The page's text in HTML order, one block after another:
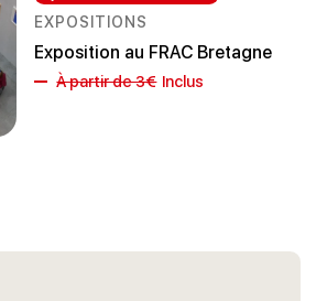
EXPOSITIONS
Exposition au FRAC Bretagne
À partir de 3€ Inclus